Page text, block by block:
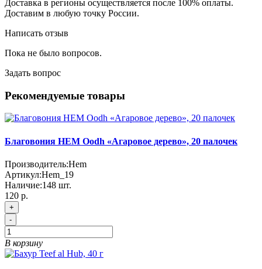
Доставка в регионы осуществляется после 100% оплаты.
Доставим в любую точку России.
Написать отзыв
Пока не было вопросов.
Задать вопрос
Рекомендуемые товары
Благовония HEM Oodh «Агаровое дерево», 20 палочек
Производитель:Hem
Артикул:Hem_19
Наличие:148 шт.
120 р.
+
-
В корзину